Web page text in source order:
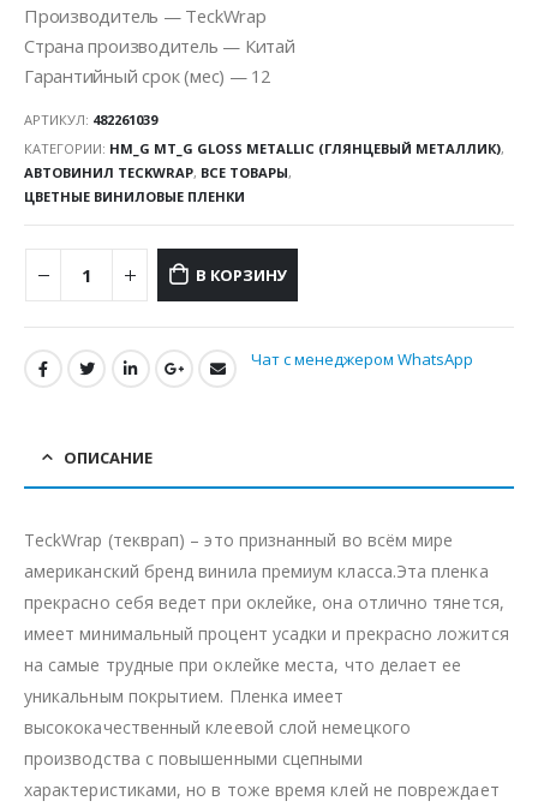
Производитель — TeckWrap
Страна производитель — Китай
Гарантийный срок (мес) — 12
АРТИКУЛ: 482261039
КАТЕГОРИИ: HM_G MT_G GLOSS METALLIC (ГЛЯНЦЕВЫЙ МЕТАЛЛИК),
АВТОВИНИЛ TECKWRAP, ВСЕ ТОВАРЫ,
ЦВЕТНЫЕ ВИНИЛОВЫЕ ПЛЕНКИ
В КОРЗИНУ
Чат с менеджером WhatsApp
ОПИСАНИЕ
TeckWrap (текврап) – это признанный во всём мире
американский бренд винила премиум класса.Эта пленка
прекрасно себя ведет при оклейке, она отлично тянется,
имеет минимальный процент усадки и прекрасно ложится
на самые трудные при оклейке места, что делает ее
уникальным покрытием. Пленка имеет
высококачественный клеевой слой немецкого
производства с повышенными сцепными
характеристиками, но в тоже время клей не повреждает